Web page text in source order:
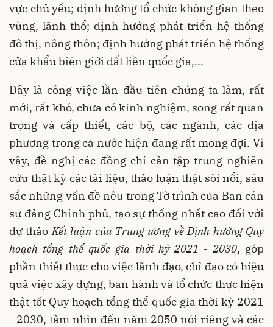
vực chủ yếu; định hướng tổ chức không gian theo
vùng, lãnh thổ; định hướng phát triển hệ thống
đô thị, nông thôn; định hướng phát triển hệ thống
cửa khẩu biên giới đất liền quốc gia,...
Đây là công việc lần đầu tiên chúng ta làm, rất
mới, rất khó, chưa có kinh nghiệm, song rất quan
trọng và cấp thiết, các bộ, các ngành, các địa
phương trong cả nước hiện đang rất mong đợi. Vì
vậy, đề nghị các đồng chí cần tập trung nghiên
cứu thật kỹ các tài liệu, thảo luận thật sôi nổi, sâu
sắc những vấn đề nêu trong Tờ trình của Ban cán
sự đảng Chính phủ, tạo sự thống nhất cao đối với
dự thảoKết luận của Trung ương về Định hướng Quy
hoạch tổng thể quốc gia thời kỳ 2021 - 2030, góp
phần thiết thực cho việc lãnh đạo, chỉ đạo có hiệu
quả việc xây dựng, ban hành và tổ chức thực hiện
thật tốt Quy hoạch tổng thể quốc gia thời kỳ 2021
- 2030, tầm nhìn đến năm 2050 nói riêng và các